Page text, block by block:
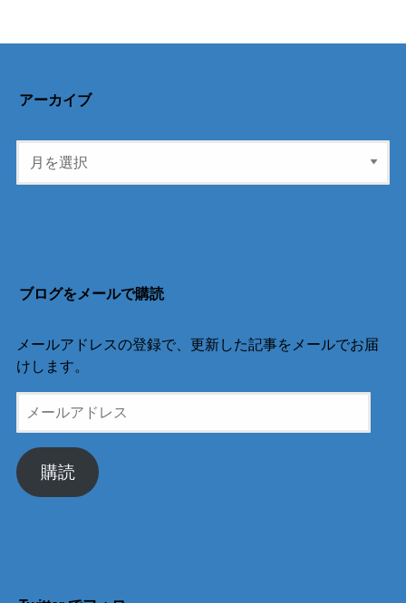
アーカイブ
ブログをメールで購読
メールアドレスの登録で、更新した記事をメールでお届
けします。
ー
ア
ド
購読